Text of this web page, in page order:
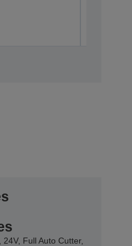
Full Auto Cutter,